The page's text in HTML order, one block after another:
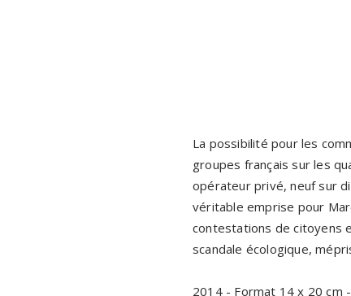
La possibilité pour les
groupes français sur les
opérateur privé, neuf sur
véritable emprise pour
contestations de citoyens
scandale écologique,
2014 - Format 14 x 20 cm